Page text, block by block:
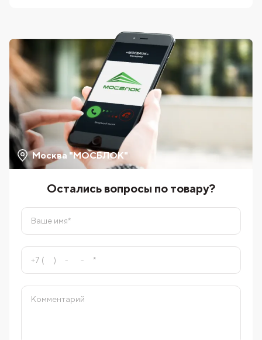
Москва "МОСБЛОК"
Остались вопросы по товару?